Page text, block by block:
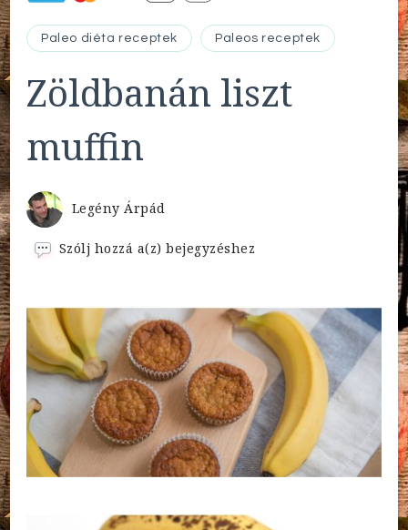
Paleo diéta receptek Paleos receptek
Zöldbanán liszt
muffin
Legény Árpád
Szólj hozzá a(z)Zöldbanán
bejegyzéshez